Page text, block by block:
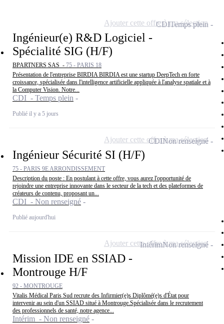
Ingénieur(e) R&D Logiciel -
Spécialité SIG (H/F)
BPARTNERS SAS - 75 - PARIS 18
Présentation de l'entreprise BIRDIA BIRDIA est une startup DeepTech en forte
croissance, spécialisée dans l'intelligence artificielle appliquée à l'analyse spatiale et à
la Computer Vision. Notre...
CDI - Temps plein
Publié il y a 5 jours
CDITemps plein
Ajouter cette offre à ma sélection
Ingénieur Sécurité SI (H/F)
75 - PARIS 9E ARRONDISSEMENT
Description du poste : En postulant à cette offre, vous aurez l'opportunité de
rejoindre une entreprise innovante dans le secteur de la tech et des plateformes de
créateurs de contenu, proposant un...
CDI - Non renseigné
Publié aujourd'hui
CDINon renseigné
Ajouter cette offre à ma sélection
Mission IDE en SSIAD -
Montrouge H/F
92 - MONTROUGE
Vitalis Médical Paris Sud recrute des Infirmier(e)s Diplômé(e)s d'État pour
intervenir au sein d'un SSIAD situé à Montrouge.Spécialisée dans le recrutement
des professionnels de santé, notre agence...
Intérim - Non renseigné
IntérimNon renseigné
Ajouter cette offre à ma sélection